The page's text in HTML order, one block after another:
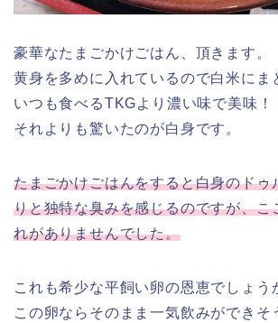
豪華なたまごかけごはん、頂きます。
黄身を多めに入れているので白米にま
いつも食べるTKGより濃い味で美味！
それよりも驚いたのが白身です。
たまごかけごはんをすると白身のドゥ
りと独特な臭みを感じるのですが、こ
れがありませんでした。
これも希少な平飼い卵の恩恵でしょう
この卵ならそのまま一気飲みができそ